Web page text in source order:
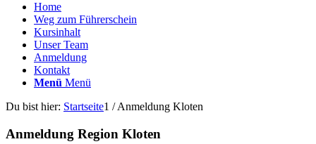
Home
Weg zum Führerschein
Kursinhalt
Unser Team
Anmeldung
Kontakt
Menü Menü
Du bist hier: Startseite1 / Anmeldung Kloten
Anmeldung Region Kloten